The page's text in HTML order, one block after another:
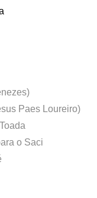
Paes Loureiro)
o Saci